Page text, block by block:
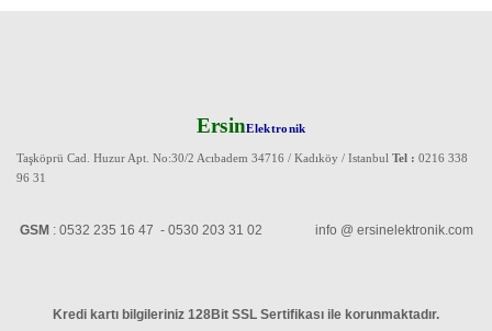
ErsinElektronik
Taşköprü Cad. Huzur Apt. No:30/2 Acıbadem 34716 / Kadıköy / Istanbul Tel : 0216 338
96 31
GSM : 0532 235 16 47 - 0530 203 31 02 info @ ersinelektronik.com
Kredi kartı bilgileriniz 128Bit SSL Sertifikası ile korunmaktadır.